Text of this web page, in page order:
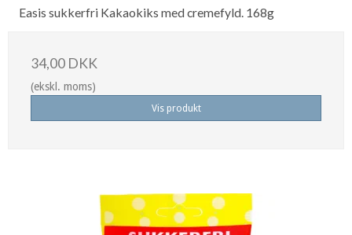
Easis sukkerfri Kakaokiks med cremefyld. 168g
34,00 DKK
(ekskl. moms)
Vis produkt